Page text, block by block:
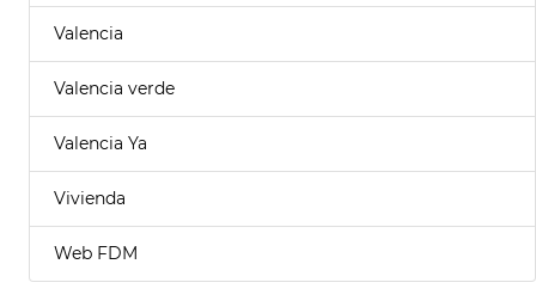
Valencia
Valencia verde
Valencia Ya
Vivienda
Web FDM